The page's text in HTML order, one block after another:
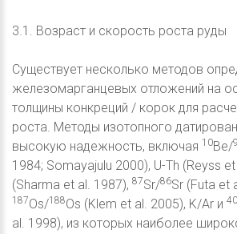
3.1. Возраст и скорость роста руды
Существует несколько методов
железомарганцевых отложений на
толщины конкреций / корок для
роста. Методы изотопного
высокую надежность, включая 10Be/9
1984; Somayajulu 2000), U-Th (Reyss
(Sharma et al. 1987), 87Sr/86Sr (Futa et
187Os/188Os (Klem et al. 2005), K/Ar и 40
al. 1998), из которых наиболее